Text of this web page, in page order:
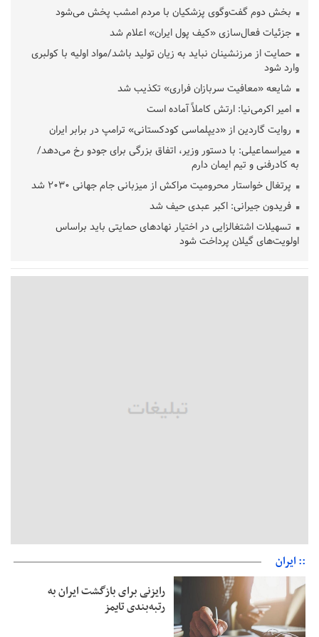
بخش دوم گفت‌وگوی پزشکیان با مردم امشب پخش می‌شود
جزئیات فعال‌سازی «کیف پول ایران» اعلام شد
حمایت از مرزنشینان نباید به زیان تولید باشد/مواد اولیه با کولبری
وارد شود
شایعه «معافیت سربازان فراری» تکذیب شد
امیر اکرمی‌نیا: ارتش کاملاً آماده است
روایت گاردین از «دیپلماسی کودکستانی» ترامپ در برابر ایران
میراسماعیلی: با دستور وزیر، اتفاق بزرگی برای جودو رخ می‌دهد/
به کادرفنی و تیم ایمان دارم
پرتغال خواستار محرومیت مراکش از میزبانی جام جهانی ۲۰۳۰ شد
فریدون جیرانی: اکبر عبدی حیف شد
تسهیلات اشتغالزایی در اختیار نهادهای حمایتی باید براساس
اولویت‌های گیلان پرداخت شود
قلعه‌نویی مشخص شد
:: ایران
رایزنی برای بازگشت ایران به
رتبه‌بندی تایمز